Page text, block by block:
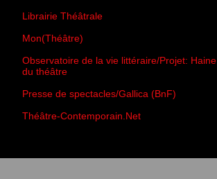
Librairie Théâtrale
Mon(Théâtre)
Observatoire de la vie littéraire/Projet: Haine
du théâtre
Presse de spectacles/Gallica (BnF)
Théâtre-Contemporain.Net